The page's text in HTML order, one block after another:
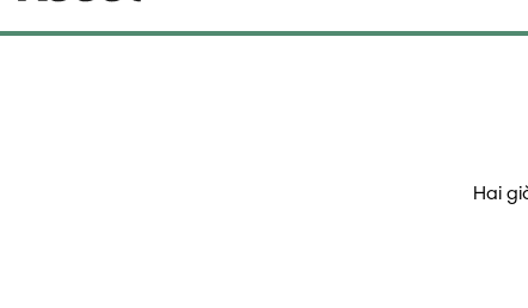
Hai